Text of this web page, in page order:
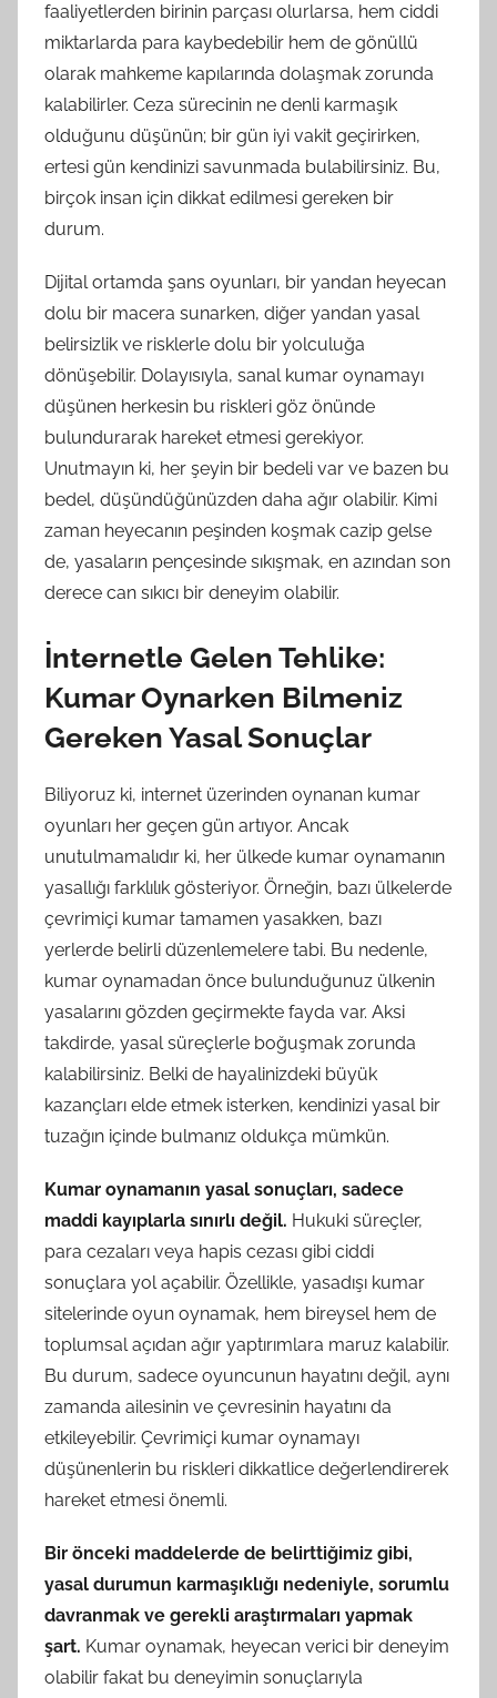
faaliyetlerden birinin parçası olurlarsa, hem ciddi
miktarlarda para kaybedebilir hem de gönüllü
olarak mahkeme kapılarında dolaşmak zorunda
kalabilirler. Ceza sürecinin ne denli karmaşık
olduğunu düşünün; bir gün iyi vakit geçirirken,
ertesi gün kendinizi savunmada bulabilirsiniz. Bu,
birçok insan için dikkat edilmesi gereken bir
durum.
Dijital ortamda şans oyunları, bir yandan heyecan
dolu bir macera sunarken, diğer yandan yasal
belirsizlik ve risklerle dolu bir yolculuğa
dönüşebilir. Dolayısıyla, sanal kumar oynamayı
düşünen herkesin bu riskleri göz önünde
bulundurarak hareket etmesi gerekiyor.
Unutmayın ki, her şeyin bir bedeli var ve bazen bu
bedel, düşündüğünüzden daha ağır olabilir. Kimi
zaman heyecanın peşinden koşmak cazip gelse
de, yasaların pençesinde sıkışmak, en azından son
derece can sıkıcı bir deneyim olabilir.
İnternetle Gelen Tehlike:
Kumar Oynarken Bilmeniz
Gereken Yasal Sonuçlar
Biliyoruz ki, internet üzerinden oynanan kumar
oyunları her geçen gün artıyor. Ancak
unutulmamalıdır ki, her ülkede kumar oynamanın
yasallığı farklılık gösteriyor. Örneğin, bazı ülkelerde
çevrimiçi kumar tamamen yasakken, bazı
yerlerde belirli düzenlemelere tabi. Bu nedenle,
kumar oynamadan önce bulunduğunuz ülkenin
yasalarını gözden geçirmekte fayda var. Aksi
takdirde, yasal süreçlerle boğuşmak zorunda
kalabilirsiniz. Belki de hayalinizdeki büyük
kazançları elde etmek isterken, kendinizi yasal bir
tuzağın içinde bulmanız oldukça mümkün.
Kumar oynamanın yasal sonuçları, sadece
maddi kayıplarla sınırlı değil. Hukuki süreçler,
para cezaları veya hapis cezası gibi ciddi
sonuçlara yol açabilir. Özellikle, yasadışı kumar
sitelerinde oyun oynamak, hem bireysel hem de
toplumsal açıdan ağır yaptırımlara maruz kalabilir.
Bu durum, sadece oyuncunun hayatını değil, aynı
zamanda ailesinin ve çevresinin hayatını da
etkileyebilir. Çevrimiçi kumar oynamayı
düşünenlerin bu riskleri dikkatlice değerlendirerek
hareket etmesi önemli.
Bir önceki maddelerde de belirttiğimiz gibi,
yasal durumun karmaşıklığı nedeniyle, sorumlu
davranmak ve gerekli araştırmaları yapmak
şart. Kumar oynamak, heyecan verici bir deneyim
olabilir fakat bu deneyimin sonuçlarıyla